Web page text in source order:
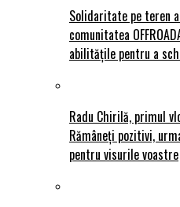
Solidaritate pe teren
comunitatea
abilitățile pentru a
Radu Chirilă, primul
Rămâneți pozitivi,
pentru visurile voastre